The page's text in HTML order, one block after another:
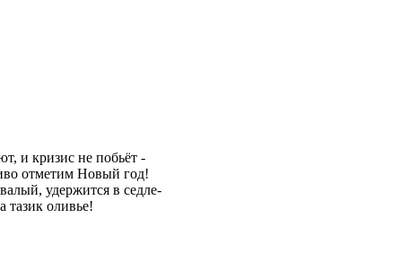
и кризис не побьёт -
отметим Новый год!
удержится в седле-
тазик оливье!